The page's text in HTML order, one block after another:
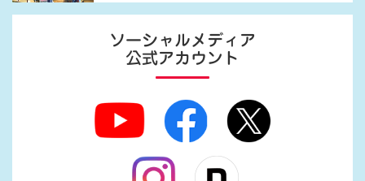
ソーシャルメディア
公式アカウント